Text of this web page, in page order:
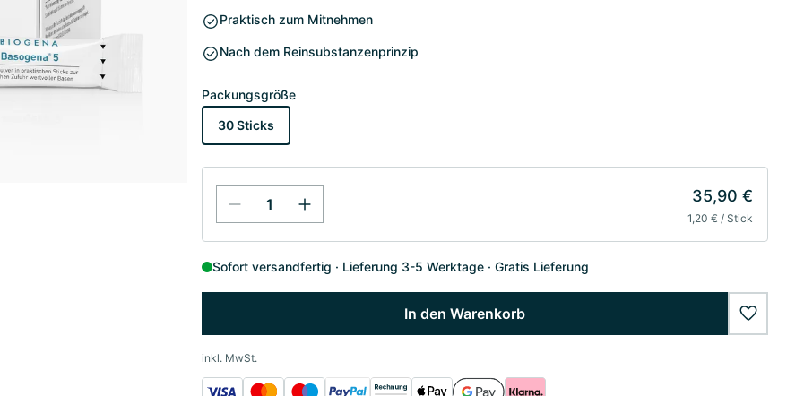
Praktisch zum Mitnehmen
Nach dem Reinsubstanzenprinzip
Packungsgröße
30 Sticks
35,90 €
1,20 € / Stick
Sofort versandfertig Lieferung 3-5 Werktage Gratis Lieferung
In den Warenkorb
inkl. MwSt.